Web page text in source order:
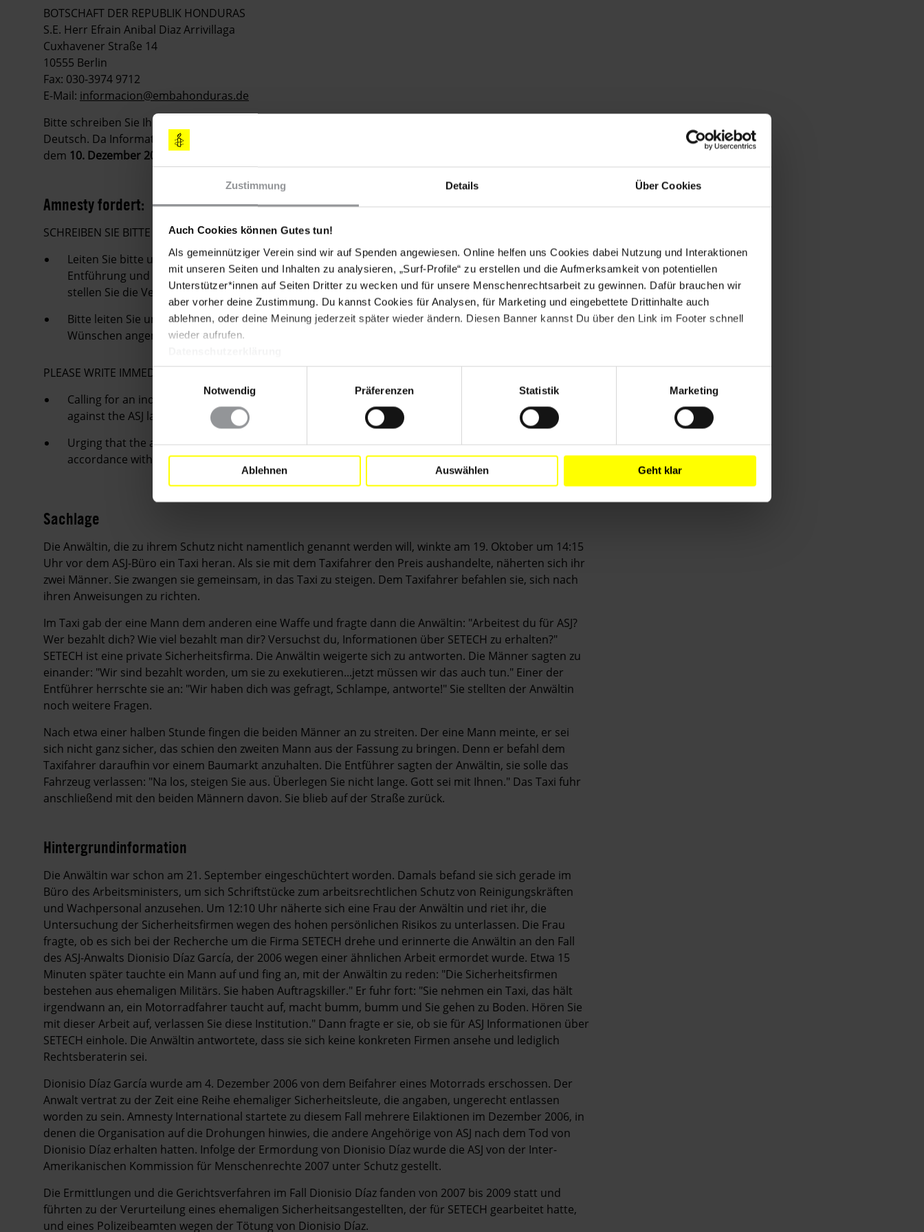
Zustimmung Details Über Cookies
Auch Cookies können Gutes tun!
Als gemeinnütziger Verein sind wir auf Spenden angewiesen. Online helfen uns Cookies dabei Nutzung und Interaktionen
mit unseren Seiten und Inhalten zu analysieren, „Surf-Profile“ zu erstellen und die Aufmerksamkeit von potentiellen
Unterstützer*innen auf Seiten Dritter zu wecken und für unsere Menschenrechtsarbeit zu gewinnen. Dafür brauchen wir
aber vorher deine Zustimmung. Du kannst Cookies für Analysen, für Marketing und eingebettete Drittinhalte auch
ablehnen, oder deine Meinung jederzeit später wieder ändern. Diesen Banner kannst Du über den Link im Footer schnell
wieder aufrufen.
Einwilligungsauswahl
Notwendig
Präferenzen Statistik Marketing
Ablehnen Auswählen Geht klar
BOTSCHAFT DER REPUBLIK HONDURAS
S.E. Herr Efrain Anibal Diaz Arrivillaga
Cuxhavener Straße 14
10555 Berlin
Fax: 030-3974 9712
E-Mail: informacion@embahonduras.de
Bitte schreiben Sie Ihre Appelle möglichst sofort. Schreiben Sie in gutem Spanisch, Englisch oder auf
Deutsch. Da Informationen in Urgent Actions schnell an Aktualität verlieren können, bitten wir Sie, nach
dem 10. Dezember 2010 keine Appelle mehr zu verschicken.
Amnesty fordert:
SCHREIBEN SIE BITTE E-MAILS, FAXE ODER LUFTPOSTBRIEFE MIT FOLGENDEN FORDERUNGEN
Leiten Sie bitte umgehend eine umfassende und unabhängige Untersuchung der vorübergehenden
Entführung und der Drohungen gegen die ASJ-Anwältin ein, veröffentlichen Sie die Ergebnisse und
stellen Sie die Verantwortlichen vor Gericht.
Bitte leiten Sie umgehend alle erforderlichen Schritte ein, um die Anwältin in Absprache mit ihren
Wünschen angemessen zu schützen.
PLEASE WRITE IMMEDIATELY
Calling for an independent, thorough and impartial investigation into the incident and the threats
against the ASJ lawyer, with the results made public and those responsible brought to justice;
Urging that the authorities take immediate steps to provide appropriate protection to the victim, in
accordance with her wishes.
Sachlage
Die Anwältin, die zu ihrem Schutz nicht namentlich genannt werden will, winkte am 19. Oktober um 14:15
Uhr vor dem ASJ-Büro ein Taxi heran. Als sie mit dem Taxifahrer den Preis aushandelte, näherten sich ihr
zwei Männer. Sie zwangen sie gemeinsam, in das Taxi zu steigen. Dem Taxifahrer befahlen sie, sich nach
ihren Anweisungen zu richten.
Im Taxi gab der eine Mann dem anderen eine Waffe und fragte dann die Anwältin: "Arbeitest du für ASJ?
Wer bezahlt dich? Wie viel bezahlt man dir? Versuchst du, Informationen über SETECH zu erhalten?"
SETECH ist eine private Sicherheitsfirma. Die Anwältin weigerte sich zu antworten. Die Männer sagten zu
einander: "Wir sind bezahlt worden, um sie zu exekutieren...jetzt müssen wir das auch tun." Einer der
Entführer herrschte sie an: "Wir haben dich was gefragt, Schlampe, antworte!" Sie stellten der Anwältin
noch weitere Fragen.
Nach etwa einer halben Stunde fingen die beiden Männer an zu streiten. Der eine Mann meinte, er sei
sich nicht ganz sicher, das schien den zweiten Mann aus der Fassung zu bringen. Denn er befahl dem
Taxifahrer daraufhin vor einem Baumarkt anzuhalten. Die Entführer sagten der Anwältin, sie solle das
Fahrzeug verlassen: "Na los, steigen Sie aus. Überlegen Sie nicht lange. Gott sei mit Ihnen." Das Taxi fuhr
anschließend mit den beiden Männern davon. Sie blieb auf der Straße zurück.
Hintergrundinformation
Hintergrund
Die Anwältin war schon am 21. September eingeschüchtert worden. Damals befand sie sich gerade im
Büro des Arbeitsministers, um sich Schriftstücke zum arbeitsrechtlichen Schutz von Reinigungskräften
und Wachpersonal anzusehen. Um 12:10 Uhr näherte sich eine Frau der Anwältin und riet ihr, die
Untersuchung der Sicherheitsfirmen wegen des hohen persönlichen Risikos zu unterlassen. Die Frau
fragte, ob es sich bei der Recherche um die Firma SETECH drehe und erinnerte die Anwältin an den Fall
des ASJ-Anwalts Dionisio Díaz García, der 2006 wegen einer ähnlichen Arbeit ermordet wurde. Etwa 15
Minuten später tauchte ein Mann auf und fing an, mit der Anwältin zu reden: "Die Sicherheitsfirmen
bestehen aus ehemaligen Militärs. Sie haben Auftragskiller." Er fuhr fort: "Sie nehmen ein Taxi, das hält
irgendwann an, ein Motorradfahrer taucht auf, macht bumm, bumm und Sie gehen zu Boden. Hören Sie
mit dieser Arbeit auf, verlassen Sie diese Institution." Dann fragte er sie, ob sie für ASJ Informationen über
SETECH einhole. Die Anwältin antwortete, dass sie sich keine konkreten Firmen ansehe und lediglich
Rechtsberaterin sei.
Dionisio Díaz García wurde am 4. Dezember 2006 von dem Beifahrer eines Motorrads erschossen. Der
Anwalt vertrat zu der Zeit eine Reihe ehemaliger Sicherheitsleute, die angaben, ungerecht entlassen
worden zu sein. Amnesty International startete zu diesem Fall mehrere Eilaktionen im Dezember 2006, in
denen die Organisation auf die Drohungen hinwies, die andere Angehörige von ASJ nach dem Tod von
Dionisio Díaz erhalten hatten. Infolge der Ermordung von Dionisio Díaz wurde die ASJ von der Inter-
Amerikanischen Kommission für Menschenrechte 2007 unter Schutz gestellt.
Die Ermittlungen und die Gerichtsverfahren im Fall Dionisio Díaz fanden von 2007 bis 2009 statt und
führten zu der Verurteilung eines ehemaligen Sicherheitsangestellten, der für SETECH gearbeitet hatte,
und eines Polizeibeamten wegen der Tötung von Dionisio Díaz.